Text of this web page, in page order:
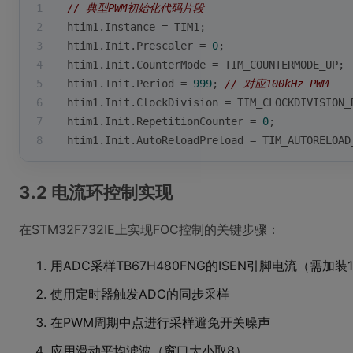
1
// 典型PWM初始化代码片段
2
htim1.Instance = TIM1;
3
htim1.Init.Prescaler = 0;
4
htim1.Init.CounterMode = TIM_COUNTERMODE_UP;
5
htim1.Init.Period = 999; // 对应100kHz PWM
6
htim1.Init.ClockDivision =
7
htim1.Init.RepetitionCounter = 0;
8
htim1.Init.AutoReloadPreload =
3.2 电流环控制实现
在STM32F732IE上实现FOC控制的关键步骤：
用ADC采样TB67H480FNG的ISEN引脚电流（需加装
使用定时器触发ADC的同步采样
在PWM周期中点进行采样避免开关噪声